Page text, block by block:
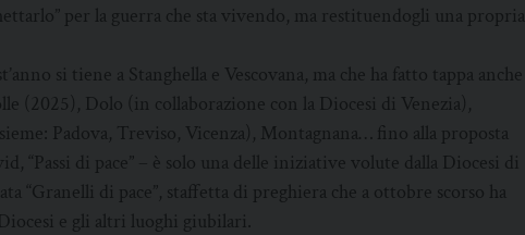
per la guerra che sta vivendo, ma restituendogli una propria
si tiene a Stanghella e Vescovana, ma che ha fatto tappa anche
(2025), Dolo (in collaborazione con la Diocesi di Venezia),
Padova, Treviso, Vicenza), Montagnana… fino alla proposta
“Passi di pace” – è solo una delle iniziative volute dalla Diocesi di
“Granelli di pace”, staffetta di preghiera che a ottobre scorso ha
e gli altri luoghi giubilari.